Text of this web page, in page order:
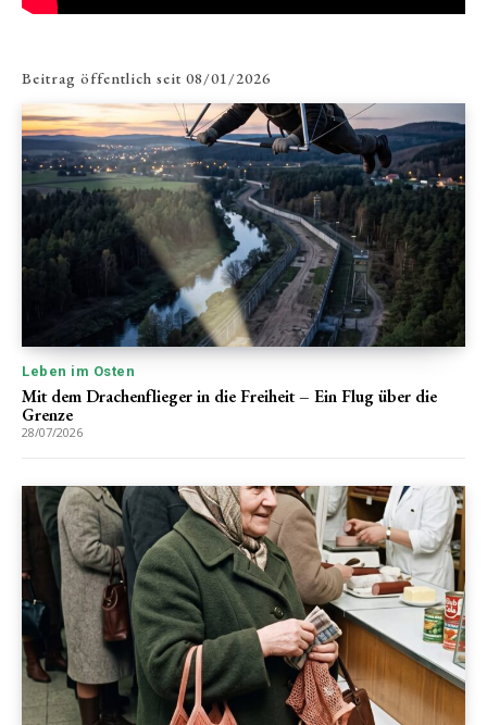
Beitrag öffentlich seit 08/01/2026
Leben im Osten
Mit dem Drachenflieger in die Freiheit – Ein Flug über die
Grenze
28/07/2026